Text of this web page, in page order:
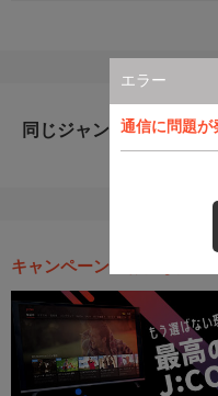
エラー
通信に問題
同じジャンルのおすす
キャンペーン・お得な情報